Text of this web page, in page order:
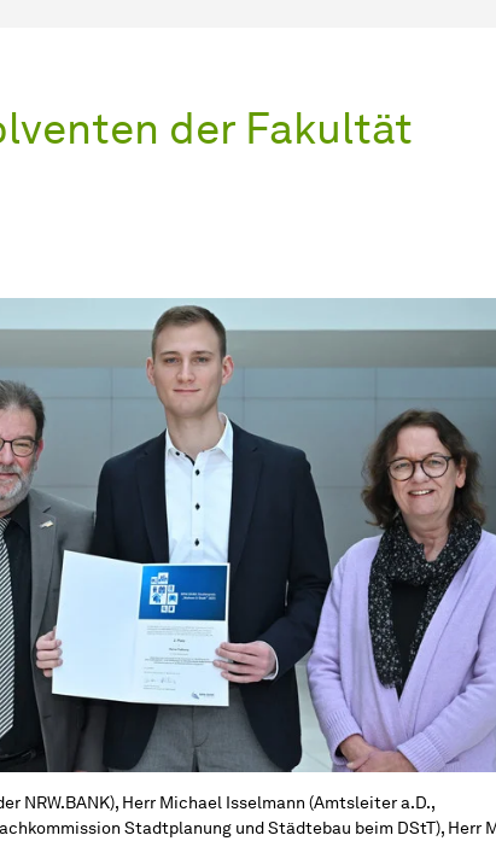
der Fakultät
NRW.BANK), Herr Michael Isselmann (Amtsleiter a.D.,
Stadtplanung und Städtebau beim DStT), Herr